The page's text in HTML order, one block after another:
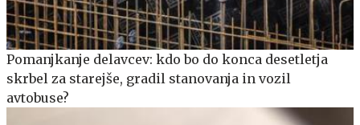
Pomanjkanje delavcev: kdo bo do konca desetletja
skrbel za starejše, gradil stanovanja in vozil
avtobuse?